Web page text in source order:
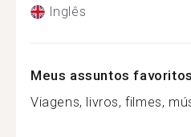
Inglês
Meus assuntos favoritos
Viagens, livros, filmes,